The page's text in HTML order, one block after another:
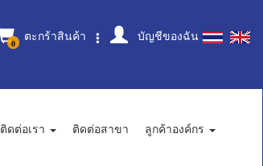
0 ตะกร้าสินค้า บัญชีของฉัน
ติดต่อเรา ติดต่อสาขา
ลูกค้าองค์กร